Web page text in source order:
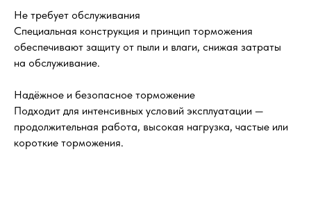
Не требует обслуживания
Специальная конструкция и принцип торможения
обеспечивают защиту от пыли и влаги, снижая затраты
на обслуживание.
Надёжное и безопасное торможение
Подходит для интенсивных условий эксплуатации —
продолжительная работа, высокая нагрузка, частые или
короткие торможения.